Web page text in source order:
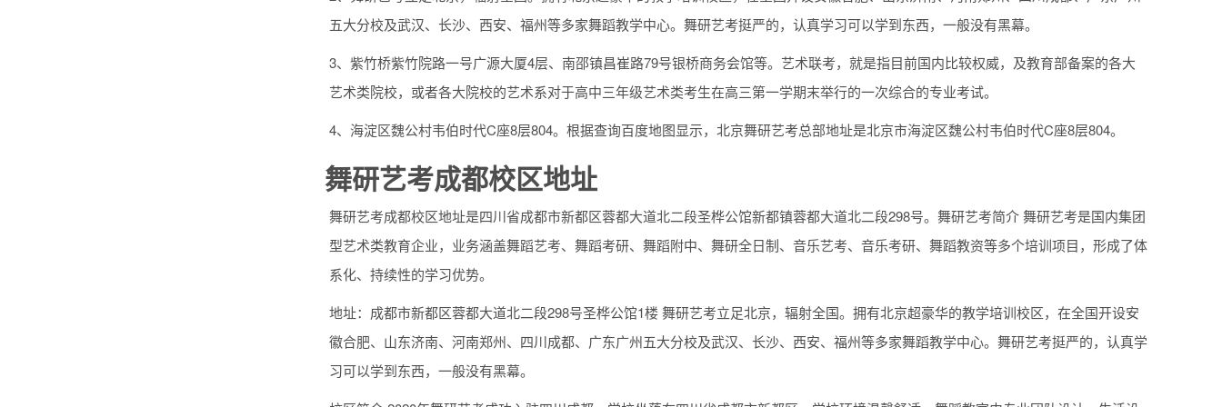
五大分校及武汉、长沙、西安、福州等多家舞蹈教学中心。舞研艺考挺严的，认真学习可以学到东西，一般没有黑幕。
3、紫竹桥紫竹院路一号广源大厦4层、南邵镇昌崔路79号银桥商务会馆等。艺术联考，就是指目前国内比较权威，及教育部备案的各大
艺术类院校，或者各大院校的艺术系对于高中三年级艺术类考生在高三第一学期末举行的一次综合的专业考试。
4、海淀区魏公村韦伯时代C座8层804。根据查询百度地图显示，北京舞研艺考总部地址是北京市海淀区魏公村韦伯时代C座8层804。
舞研艺考成都校区地址
舞研艺考成都校区地址是四川省成都市新都区蓉都大道北二段圣桦公馆新都镇蓉都大道北二段298号。舞研艺考简介 舞研艺考是国内集团
型艺术类教育企业，业务涵盖舞蹈艺考、舞蹈考研、舞蹈附中、舞研全日制、音乐艺考、音乐考研、舞蹈教资等多个培训项目，形成了体
系化、持续性的学习优势。
地址：成都市新都区蓉都大道北二段298号圣桦公馆1楼 舞研艺考立足北京，辐射全国。拥有北京超豪华的教学培训校区，在全国开设安
徽合肥、山东济南、河南郑州、四川成都、广东广州五大分校及武汉、长沙、西安、福州等多家舞蹈教学中心。舞研艺考挺严的，认真学
习可以学到东西，一般没有黑幕。